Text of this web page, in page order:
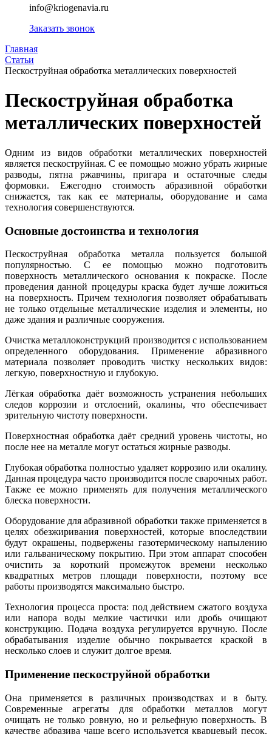
info@kriogenavia.ru
Заказать звонок
Главная
Статьи
Пескоструйная обработка металлических поверхностей
Пескоструйная обработка
металлических поверхностей
Одним из видов обработки металлических поверхностей
является пескоструйная. С ее помощью можно убрать жирные
разводы, пятна ржавчины, пригара и остаточные следы
формовки. Ежегодно стоимость абразивной обработки
снижается, так как ее материалы, оборудование и сама
технология совершенствуются.
Основные достоинства и технология
Пескоструйная обработка металла пользуется большой
популярностью. С ее помощью можно подготовить
поверхность металлического основания к покраске. После
проведения данной процедуры краска будет лучше ложиться
на поверхность. Причем технология позволяет обрабатывать
не только отдельные металлические изделия и элементы, но
даже здания и различные сооружения.
Очистка металлоконструкций производится с использованием
определенного оборудования. Применение абразивного
материала позволяет проводить чистку нескольких видов:
легкую, поверхностную и глубокую.
Лёгкая обработка даёт возможность устранения небольших
следов коррозии и отслоений, окалины, что обеспечивает
зрительную чистоту поверхности.
Поверхностная обработка даёт средний уровень чистоты, но
после нее на металле могут остаться жирные разводы.
Глубокая обработка полностью удаляет коррозию или окалину.
Данная процедура часто производится после сварочных работ.
Также ее можно применять для получения металлического
блеска поверхности.
Оборудование для абразивной обработки также применяется в
целях обезжиривания поверхностей, которые впоследствии
будут окрашены, подвержены газотермическому напылению
или гальваническому покрытию. При этом аппарат способен
очистить за короткий промежуток времени несколько
квадратных метров площади поверхности, поэтому все
работы производятся максимально быстро.
Технология процесса проста: под действием сжатого воздуха
или напора воды мелкие частички или дробь очищают
конструкцию. Подача воздуха регулируется вручную. После
обрабатывания изделие обычно покрывается краской в
несколько слоев и служит долгое время.
Применение пескоструйной обработки
Она применяется в различных производствах и в быту.
Современные агрегаты для обработки металлов могут
очищать не только ровную, но и рельефную поверхность. В
качестве абразива чаще всего используется кварцевый песок.